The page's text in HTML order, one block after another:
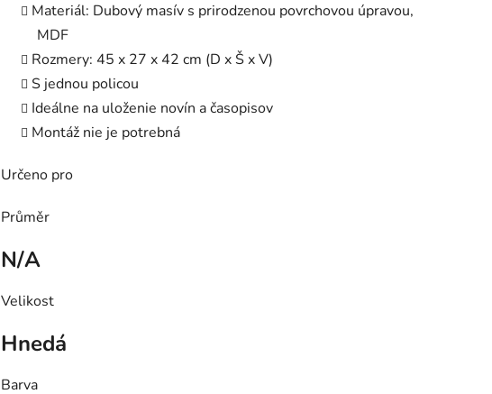
Materiál: Dubový masív s prirodzenou povrchovou úpravou,
MDF
Rozmery: 45 x 27 x 42 cm (D x Š x V)
S jednou policou
Ideálne na uloženie novín a časopisov
Montáž nie je potrebná
Určeno pro
Průměr
N/A
Velikost
Hnedá
Barva